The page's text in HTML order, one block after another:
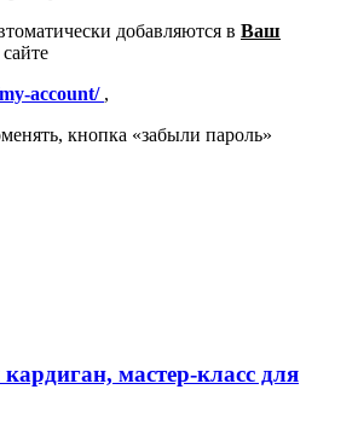
добавляются в Ваш
account/ ,
кнопка «забыли пароль»
мастер-класс для